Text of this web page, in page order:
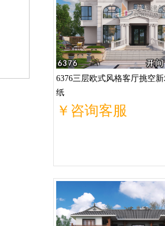
6376三层欧式风格客厅挑空
纸
￥咨询客服